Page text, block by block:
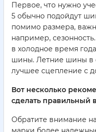
Первое, что нужно
5 обычно подойдут
помимо размера,
например,
в холодное время
шины. Летние шины в
лучшее сцепление с
Вот несколько
сделать правильный
Обратите внимание